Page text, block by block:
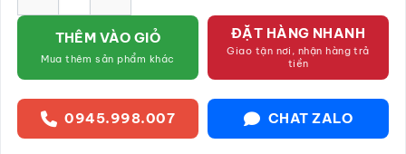
THÊM VÀO GIỎ
Mua thêm sản phẩm khác
ĐẶT HÀNG NHANH
Giao tận nơi, nhận hàng trả
tiền
0945.998.007 CHAT ZALO